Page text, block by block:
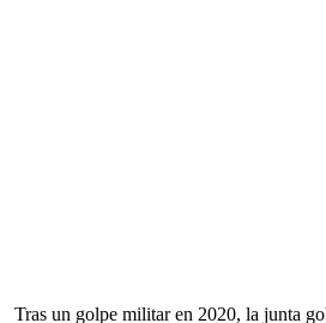
Tras un golpe militar en 2020, la junta